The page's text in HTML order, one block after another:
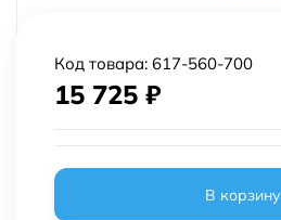
Код товара: 617-560-700
15 725 ₽
В корзину